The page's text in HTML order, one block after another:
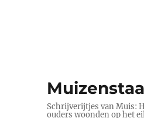
Schrijverijtjes van Muis:
ouders woonden op het